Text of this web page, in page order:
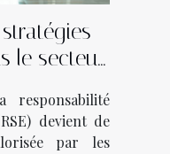
le secteur
devient de
par les